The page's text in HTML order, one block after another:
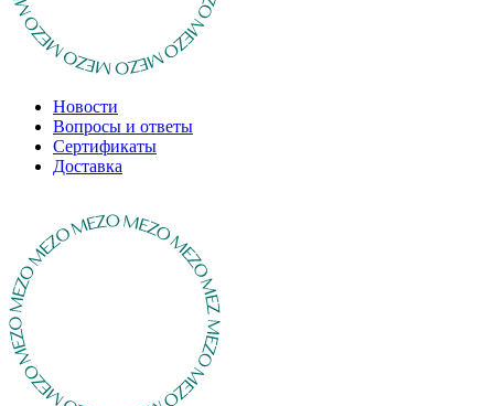
Новости
Вопросы и ответы
Сертификаты
Доставка